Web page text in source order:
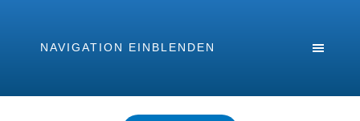
NAVIGATION EINBLENDEN